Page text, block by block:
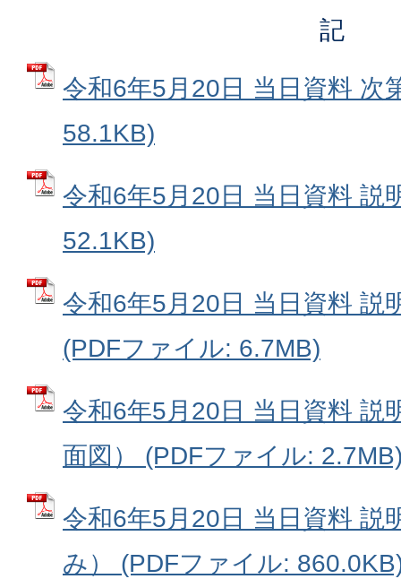
記
令和6年5月20日 当日資料 次
58.1KB)
令和6年5月20日 当日資料 説
52.1KB)
令和6年5月20日 当日資料 説
(PDFファイル: 6.7MB)
令和6年5月20日 当日資料 説
面図） (PDFファイル:
令和6年5月20日 当日資料 説
み） (PDFファイル: